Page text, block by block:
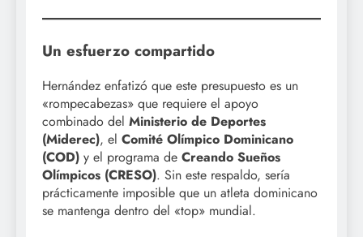
Un esfuerzo compartido
Hernández enfatizó que este presupuesto es un
«rompecabezas» que requiere el apoyo
combinado del Ministerio de Deportes
(Miderec), el Comité Olímpico Dominicano
(COD) y el programa de Creando Sueños
Olímpicos (CRESO). Sin este respaldo, sería
prácticamente imposible que un atleta dominicano
se mantenga dentro del «top» mundial.